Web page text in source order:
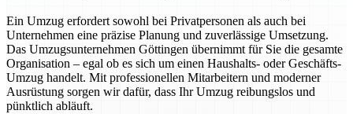
Ein Umzug erfordert sowohl bei Privatpersonen als auch bei
Unternehmen eine präzise Planung und zuverlässige Umsetzung.
Das Umzugsunternehmen Göttingen übernimmt für Sie die gesamte
Organisation – egal ob es sich um einen Haushalts- oder Geschäfts-
Umzug handelt. Mit professionellen Mitarbeitern und moderner
Ausrüstung sorgen wir dafür, dass Ihr Umzug reibungslos und
pünktlich abläuft.